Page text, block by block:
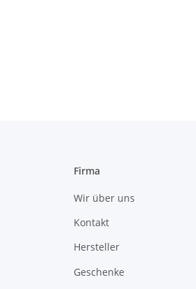
Firma
Wir über uns
Kontakt
Hersteller
Geschenke